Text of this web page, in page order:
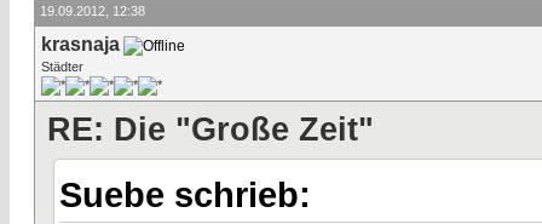
19.09.2012, 12:38
krasnaja
Städter
RE: Die "Große Zeit"
Suebe schrieb: